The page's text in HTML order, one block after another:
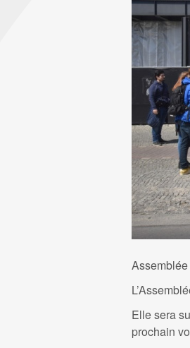
Elle sera
prochain